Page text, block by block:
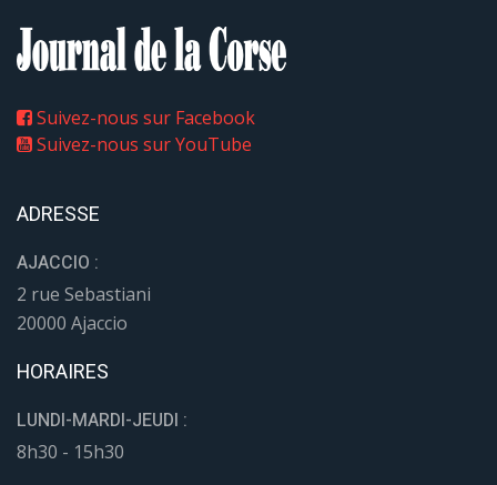
Suivez-nous sur Facebook
Suivez-nous sur YouTube
ADRESSE
AJACCIO :
2 rue Sebastiani
20000 Ajaccio
HORAIRES
LUNDI-MARDI-JEUDI :
8h30 - 15h30